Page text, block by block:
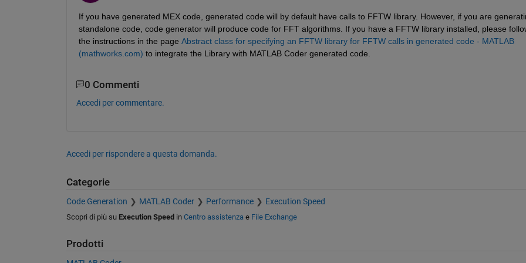
If you have generated MEX code, generated code will by default have calls to FFTW library. However, if you are
standalone code, code generator will produce code for FFT algorithms. If you have a FFTW library installed, please
the instructions in the page Abstract class for specifying an FFTW library for FFTW calls in generated code - MATLAB
(mathworks.com) to integrate the Library with MATLAB Coder generated code.
0 Commenti
Accedi per commentare.
Accedi per rispondere a questa domanda.
Categorie
Code Generation MATLAB Coder Performance Execution Speed
Scopri di più su Execution Speedin Centro assistenza e File Exchange
Prodotti